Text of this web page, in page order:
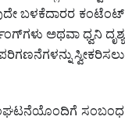
ಬಳಕೆದಾರರ ಕಂಟೆಂಟ್
ಅಥವಾ ಧ್ವನಿ ದೃಶ್ಯ
ಸ್ವೀಕರಿಸಲು
ಸಂಬಂಧ